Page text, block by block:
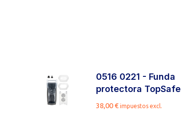
0516 0221 - Funda
protectora TopSafe
38,00€ impuestos excl.